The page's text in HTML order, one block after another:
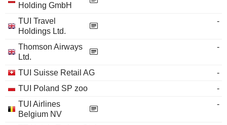
Holding GmbH
TUI Travel
Holdings Ltd.
-
Thomson Airways
Ltd.
-
TUI Suisse Retail AG
-
TUI Poland SP zoo
-
TUI Airlines
Belgium NV
-